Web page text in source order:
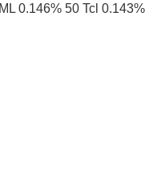
0.146% 50 Tcl 0.143%